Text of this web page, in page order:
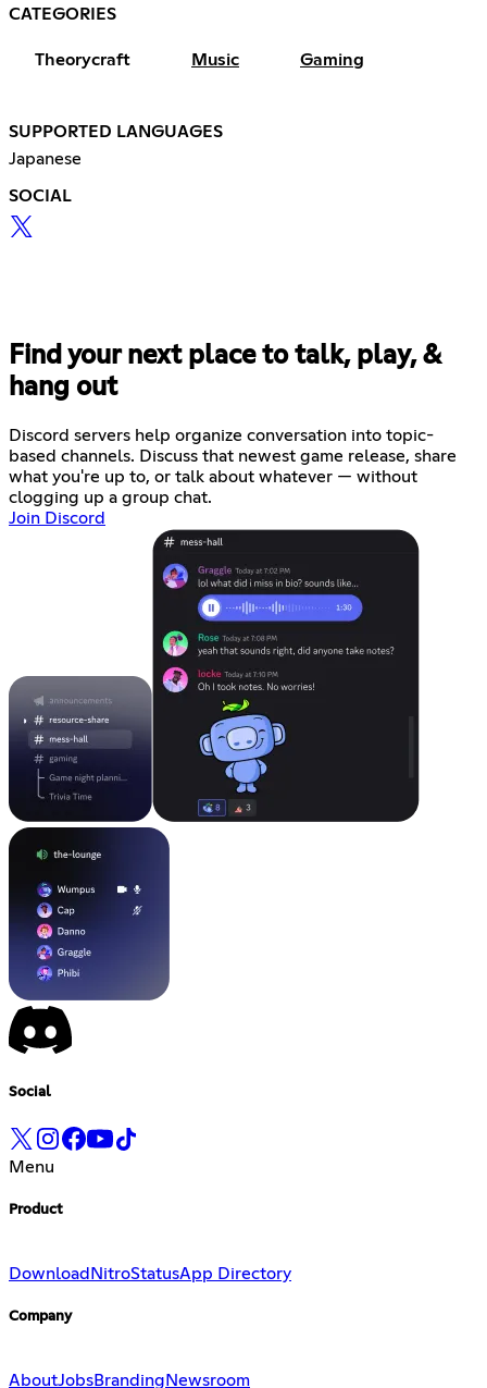
CATEGORIES
Theorycraft Music Gaming
SUPPORTED LANGUAGES
Japanese
SOCIAL
Find your next place to talk, play, &
hang out
Discord servers help organize conversation into topic-
based channels. Discuss that newest game release, share
what you're up to, or talk about whatever — without
clogging up a group chat.
Join Discord
Social
Menu
Product
Download NitroStatusApp Directory
Company
AboutJobsBranding Newsroom